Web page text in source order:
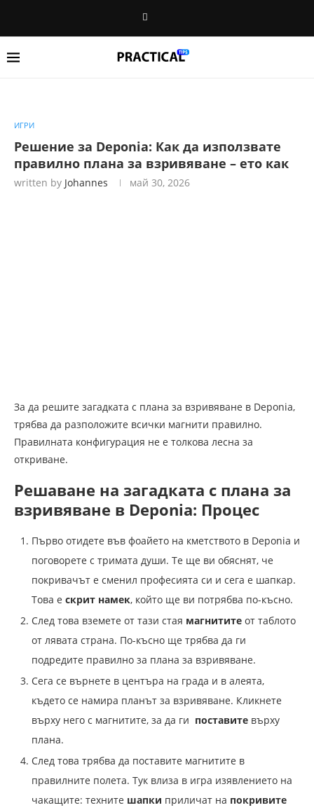
ИГРИ
Решение за Deponia: Как да използвате
правилно плана за взривяване – ето как
written by Johannes май 30, 2026
За да решите загадката с плана за взривяване в Deponia,
трябва да разположите всички магнити правилно.
Правилната конфигурация не е толкова лесна за
откриване.
Решаване на загадката с плана за
взривяване в Deponia: Процес
Първо отидете във фоайето на кметството в Deponia и
поговорете с тримата души. Те ще ви обяснят, че
покривачът е сменил професията си и сега е шапкар.
Това е скрит намек, който ще ви потрябва по-късно.
След това вземете от тази стая магнитите от таблото
от лявата страна. По-късно ще трябва да ги
подредите правилно за плана за взривяване.
Сега се върнете в центъра на града и в алеята,
където се намира планът за взривяване. Кликнете
върху него с магнитите, за да ги поставите върху
плана.
След това трябва да поставите магнитите в
правилните полета. Тук влиза в игра изявлението на
чакащите: техните шапки приличат на покривите